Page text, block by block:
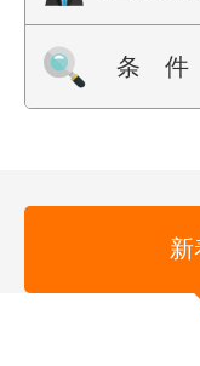
条 件
新